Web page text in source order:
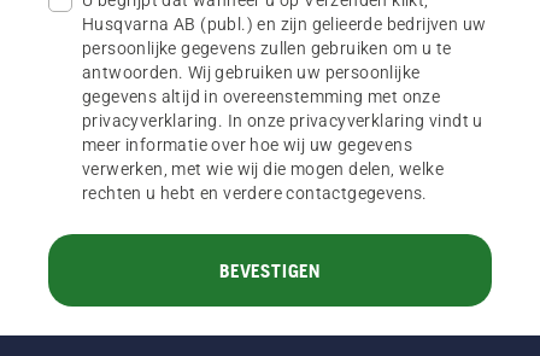
Husqvarna AB (publ.) en zijn gelieerde bedrijven uw
persoonlijke gegevens zullen gebruiken om u te
antwoorden. Wij gebruiken uw persoonlijke
gegevens altijd in overeenstemming met onze
privacyverklaring. In onze privacyverklaring vindt u
meer informatie over hoe wij uw gegevens
verwerken, met wie wij die mogen delen, welke
rechten u hebt en verdere contactgegevens.
BEVESTIGEN